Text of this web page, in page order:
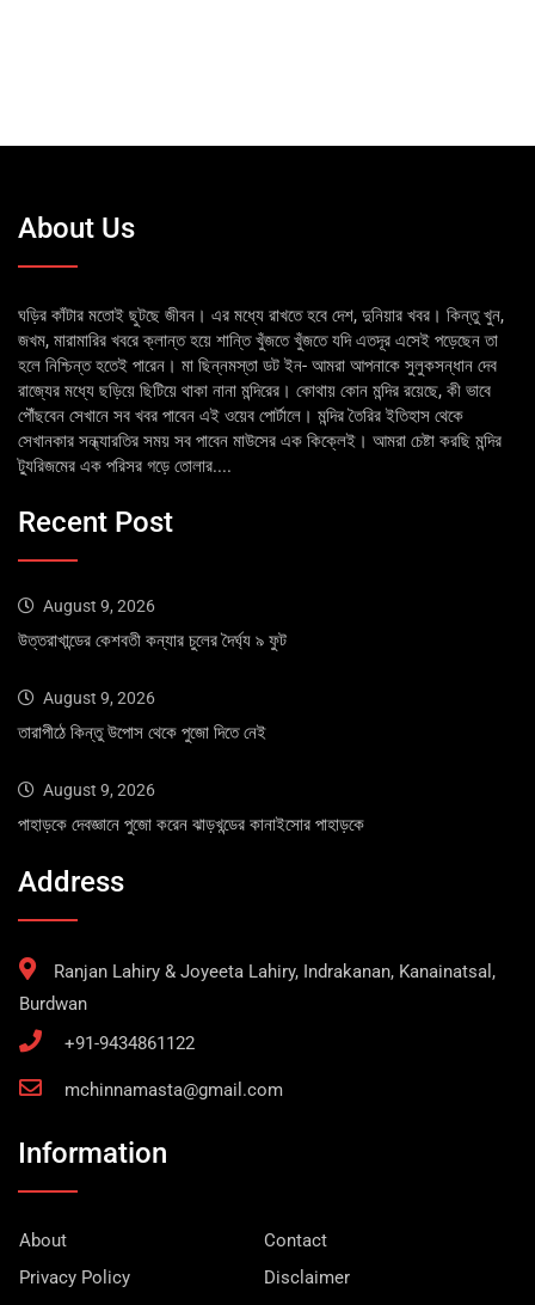
About Us
ঘড়ির কাঁটার মতোই ছুটছে জীবন। এর মধ্যে রাখতে হবে দেশ, দুনিয়ার খবর। কিন্তু খুন,
জখম, মারামারির খবরে ক্লান্ত হয়ে শান্তি খুঁজতে খুঁজতে যদি এতদূর এসেই পড়েছেন তা
হলে নিশ্চিন্ত হতেই পারেন। মা ছিন্নমস্তা ডট ইন- আমরা আপনাকে সুলুকসন্ধান দেব
রাজ্যের মধ্যে ছড়িয়ে ছিটিয়ে থাকা নানা মন্দিরের। কোথায় কোন মন্দির রয়েছে, কী ভাবে
পৌঁছবেন সেখানে সব খবর পাবেন এই ওয়েব পোর্টালে। মন্দির তৈরির ইতিহাস থেকে
সেখানকার সন্ধ্যারতির সময় সব পাবেন মাউসের এক কিক্লেই। আমরা চেষ্টা করছি মন্দির
ট্যুরিজমের এক পরিসর গড়ে তোলার....
Recent Post
August 9, 2026
উত্তরাখান্ডের কেশবতী কন্যার চুলের দৈর্ঘ্য ৯ ফুট
August 9, 2026
তারাপীঠে কিন্তু উপোস থেকে পুজো দিতে নেই
August 9, 2026
পাহাড়কে দেবজ্ঞানে পুজো করেন ঝাড়খন্ডের কানাইসোর পাহাড়কে
Address
Ranjan Lahiry & Joyeeta Lahiry, Indrakanan, Kanainatsal,
Burdwan
+91-9434861122
mchinnamasta@gmail.com
Information
About
Contact
Privacy Policy
Disclaimer